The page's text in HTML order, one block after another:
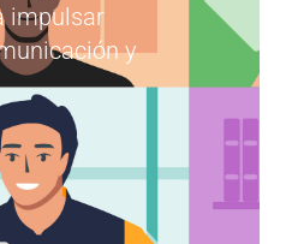
impulsar
y